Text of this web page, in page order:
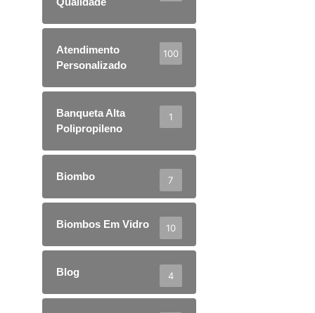
Atendimento
Personalizado
100
Banqueta Alta
Polipropileno
1
Biombo 7
Biombos Em Vidro 10
Blog 4